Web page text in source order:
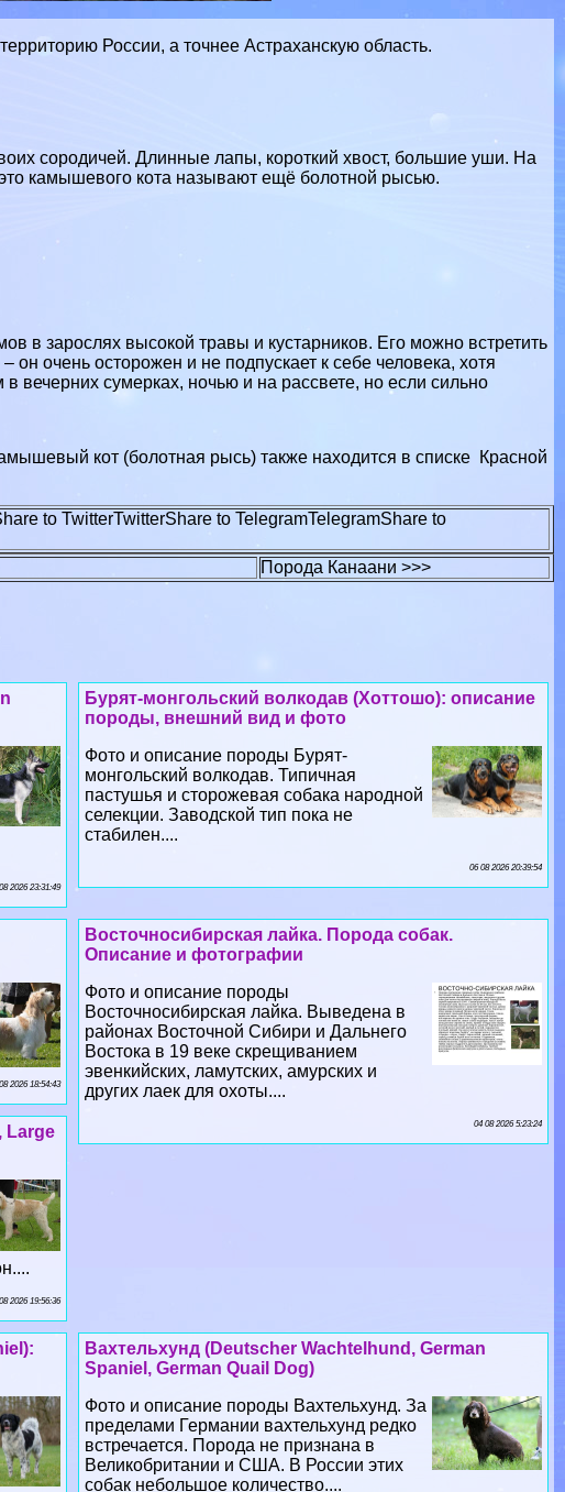
России, а точнее Астpaxaнскую область.
сородичей. Длинные лапы, короткий хвост, большие уши. На
камышевого кота называют ещё болотной рысью.
в зарослях высокой травы и кустарников. Его можно встретить
он очень осторожен и не подпускает к себе человека, хотя
вечерних сумерках, ночью и на рассвете, но если сильно
кот (болотная рысь) также находится в списке Красной
to TwitterTwitterShare to TelegramTelegramShare to
Порода Канаани >>>
Бурят-монгольский волкодав (Хоттошо): описание
породы, внешний вид и фото
Фото и описание породы Бурят-
монгольский волкодав. Типичная
пастушья и сторожевая собака народной
селекции. Заводской тип пока не
стабилен....
06 08 2026 20:39:54
2026 23:31:49
Восточносибирская лайка. Порода собак.
Описание и фотографии
Фото и описание породы
Восточносибирская лайка. Выведена в
районах Восточной Сибири и Дальнего
Востока в 19 веке скрещиванием
эвенкийских, ламутских, амурских и
других лаек для охоты....
04 08 2026 5:23:24
2026 18:54:43
Large
2026 19:56:36
Вахтельхунд (Deutscher Wachtelhund, German
Spaniel, German Quail Dog)
Фото и описание породы Вахтельхунд. За
пределами Германии вахтельхунд редко
встречается. Порода не признана в
Великобритании и США. В России этих
собак небольшое количество....